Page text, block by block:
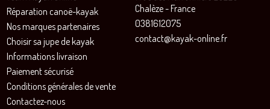
Réparation canoë-kayak
Nos marques partenaires
Choisir sa jupe de kayak
Informations livraison
Paiement sécurisé
Conditions générales de vente
Contactez-nous
Chalèze - France
0381612075
contact@kayak-online.fr